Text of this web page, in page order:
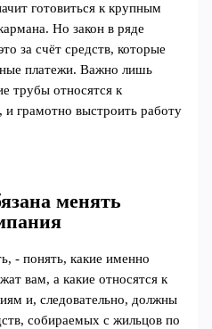
готовиться к крупным
Но закон в ряде
за счёт средств, которые
платежи. Важно лишь
трубы относятся к
грамотно выстроить работу
менять
- понять, какие именно
вам, а какие относятся к
и, следовательно, должны
собираемых с жильцов по